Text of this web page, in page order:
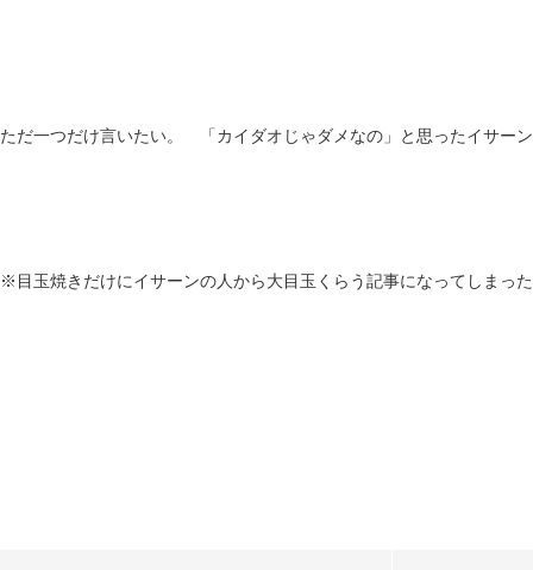
ただ一つだけ言いたい。 「カイダオじゃダメなの」と思ったイサー
※目玉焼きだけにイサーンの人から大目玉くらう記事になってしまっ